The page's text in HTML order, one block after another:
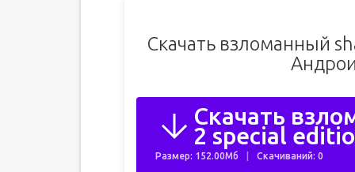
Скачать взломанный
Скачать
2 special
Размер: 152.00Мб Скачиваний: 0